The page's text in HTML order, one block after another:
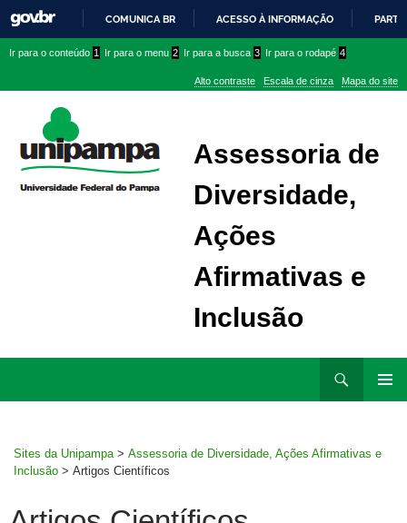
PARA
CONTEÚDO
COMUNICA BR ACESSO À INFORMAÇÃO
conteúdo
menu
superior
menu
Ir para o conteúdo 1 Ir para o menu 2 Ir para a busca 3 Ir para o rodapé 4
Alto contraste Escala de cinza Mapa do site
Assessoria de
Diversidade,
Ações
Afirmativas e
Inclusão
Sites da Unipampa > Assessoria de Diversidade, Ações Afirmativas e
Inclusão > Artigos Científicos